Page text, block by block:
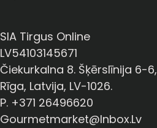
SIA Tirgus Online
LV54103145671
Čiekurkalna 8. Šķērslīnija 6-6,
Rīga, Latvija, LV-1026.
P. +371 26496620
Gourmetmarket@inbox.lv